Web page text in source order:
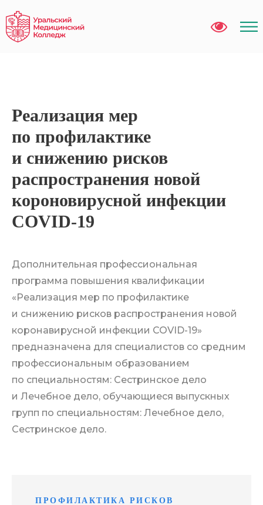
Реализация мер
по профилактике
и снижению рисков
распространения новой
короновирусной инфекции
COVID-19
Дополнительная профессиональная
программа повышения квалификации
«Реализация мер по профилактике
и снижению рисков распространения новой
коронавирусной инфекции COVID-19»
предназначена для специалистов со средним
профессиональным образованием
по специальностям: Сестринское дело
и Лечебное дело, обучающиеся выпускных
групп по специальностям: Лечебное дело,
Сестринское дело.
ПРОФИЛАКТИКА РИСКОВ